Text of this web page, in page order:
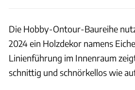
Die Hobby-Ontour-Baureihe
2024 ein Holzdekor namens
Linienführung im Innenraum
schnittig und schnörkellos wie